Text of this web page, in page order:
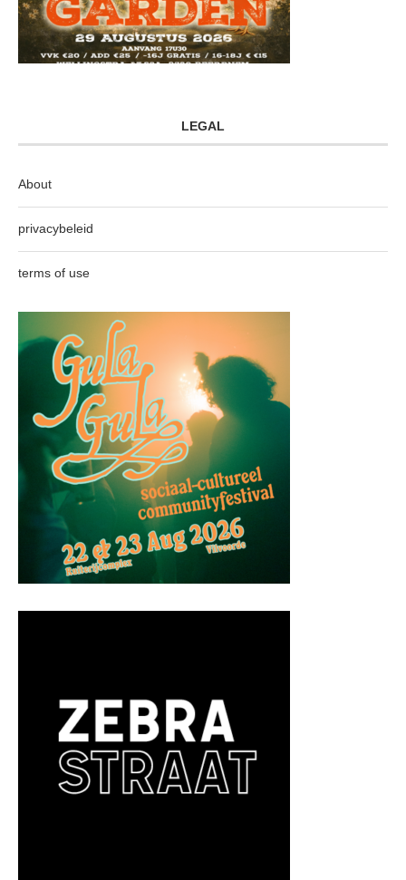
LEGAL
About
privacybeleid
terms of use